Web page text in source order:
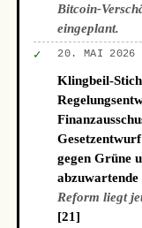
Bitcoin-
eingeplant.
✓ 20. MAI 2026
Klingbeil-
gegen Grüne
Reform liegt
[21]